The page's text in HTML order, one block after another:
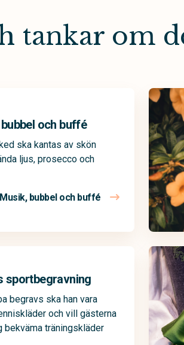
tankar om
och buffé
ska kantas av skön
ljus, prosecco och
Musik, bubbel och buffé
sportbegravning
begravs ska han vara
och vill gästerna
bekväma träningskläder